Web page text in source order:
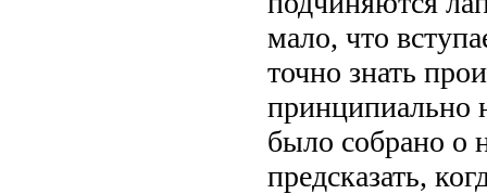
мало, что
точно знать
принципиально
было собрано о
предсказать,